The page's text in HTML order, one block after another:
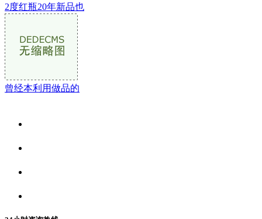
2度红瓶20年新品也
曾经本利用做品的